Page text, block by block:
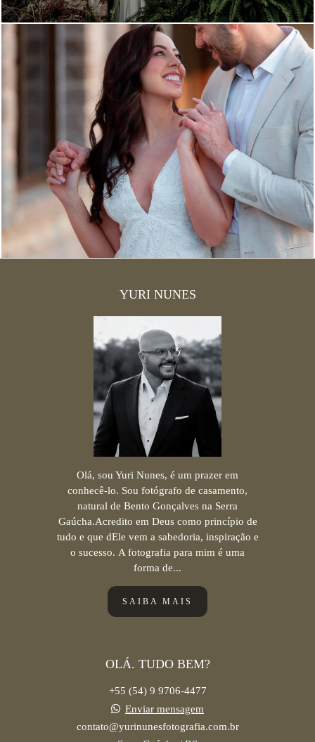
836
YURI NUNES
Olá, sou Yuri Nunes, é um prazer em
conhecê-lo. Sou fotógrafo de casamento,
natural de Bento Gonçalves na Serra
Gaúcha.Acredito em Deus como princípio de
tudo e que dEle vem a sabedoria, inspiração e
o sucesso. A fotografia para mim é uma
forma de...
SAIBA MAIS
OLÁ. TUDO BEM?
+55 (54) 9 9706-4477
Enviar mensagem
contato@yurinunesfotografia.com.br